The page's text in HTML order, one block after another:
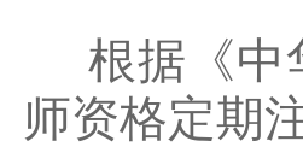
根据《中
师资格定期